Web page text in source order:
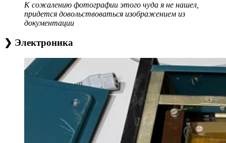
К сожалению фотографии этого чуда я не нашел,
придется довольствоваться изображением из
документации
❯ Электроника